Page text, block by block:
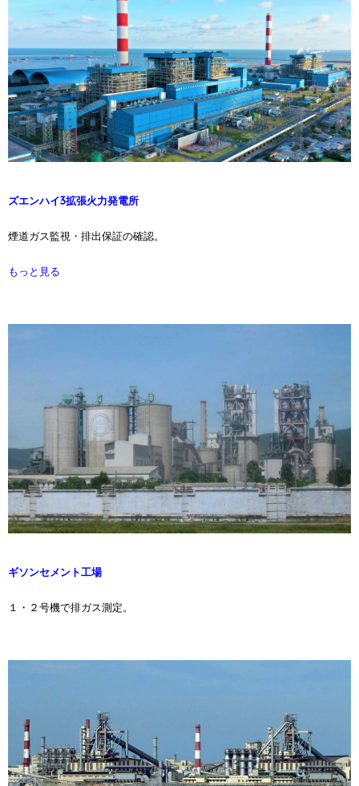
ズエンハイ3拡張火力発電所
煙道ガス監視・排出保証の確認。
もっと見る
ギソンセメント工場
１・２号機で排ガス測定。